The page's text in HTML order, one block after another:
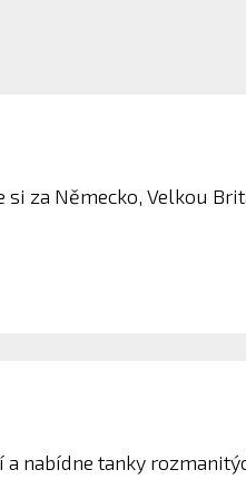
za Německo, Velkou
nabídne tanky